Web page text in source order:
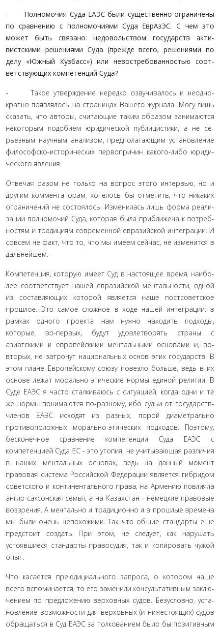
- Полномочия Суда ЕАЭС были существенно ограни­чены
по сравнению с полномочиями Суда ЕврАзЭС. С чем это
может быть связано: недовольством государств акти­
вистскими решениями Суда (прежде всего, решениями по
делу «Южный Кузбасс») или невостребованностью соот­
ветствующих компетенций Суда?
- Такое утверждение нередко озвучивалось и неодно­
кратно появлялось на страницах Вашего журнала. Могу лишь
сказать, что авторы, считающие таким образом занимаются
некоторым подобием юридической публицистики, а не се­
рьезным научным анализом, предполагающим установление
философско-исторических первопричин какого-либо юриди­
ческого явления.
Отвечая разом не только на вопрос этого интервью, но и
другим комментаторам, хотелось бы отметить, что никаких
ограничений не состоялось. Изменилась лишь форма реали­
зации полномочий Суда, которая была приближена к потреб­
ностям и традициям современной евразийской интеграции. И
совсем не факт, что то, что мы имеем сейчас, не изменится в
дальнейшем.
Компетенция, которую имеет Суд в настоящее время, наибо­
лее соответствует нашей евразийской ментальности, одной
из со­ставляющих которой является наше постсоветское
прошлое. Это самое сложное в ходе нашей интеграции: в
рамках одного проекта нам нужно находить подходы,
которые, во-первых, будут удов­летворять страны с
азиатскими и европейскими ментальными основами и, во-
вторых, не затронут национальных основ этих го­сударств. В
этом плане Европейскому союзу повезло больше, ведь в их
основе лежат морально-этические нормы единой религии. В
Суде ЕАЭС я часто сталкиваюсь с ситуацией, когда одни и те
же нормы понимаются по-разному, ибо судьи от государств-
членов ЕАЭС исходят из разных, порой диаметрально
противоположных морально-этических подходов. Поэтому,
бесконечное сравнение компетенции Суда ЕАЭС с
компетенцией Суда ЕС - это утопия, не учитывающая различия
в наших ментальных основах, ведь на данный момент
правовая система Российской Федерации являет­ся гибридом
советского и континентального права, на Армению повлияла
англо-саксонская семья, а на Казахстан - немецкие пра­вовые
воззрения. А ментально и традиционно и в прошлые вре­мена
мы были очень непохожими. Так что общие стандарты еще
предстоит создать. При этом, не следует, как нарушать
устоявши­еся стандарты правосудия, так и копировать чужой
опыт.
Что касается преюдициального запроса, о котором чаще
всего вспоминается, то его заменили консультативным заклю­
чением по предложению верховных судов. Безусловно, уста­
новление возможности для верховных (и нижестоящих) судов
обращаться в Суд ЕАЭС за толкованием было бы позитивным